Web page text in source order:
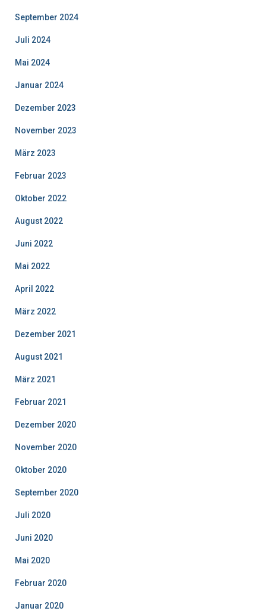
September 2024
Juli 2024
Mai 2024
Januar 2024
Dezember 2023
November 2023
März 2023
Februar 2023
Oktober 2022
August 2022
Juni 2022
Mai 2022
April 2022
März 2022
Dezember 2021
August 2021
März 2021
Februar 2021
Dezember 2020
November 2020
Oktober 2020
September 2020
Juli 2020
Juni 2020
Mai 2020
Februar 2020
Januar 2020